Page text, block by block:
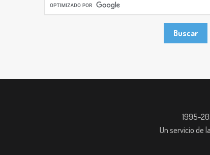
1995-
Un servicio de la